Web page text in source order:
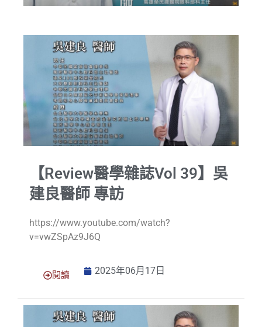
【Review醫學雜誌Vol 39】吳
建良醫師 專訪
https://www.youtube.com/watch?
v=vwZSpAz9J6Q
閱讀 2025年06月17日